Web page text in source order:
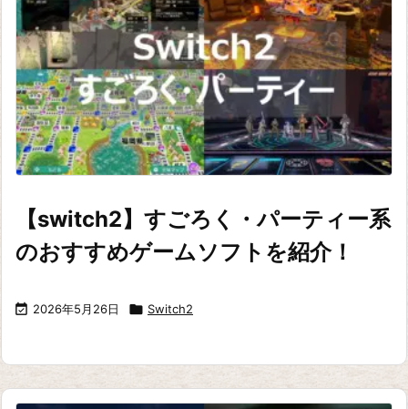
【switch2】すごろく・パーティー系
のおすすめゲームソフトを紹介！
 2026年5月26日  Switch2